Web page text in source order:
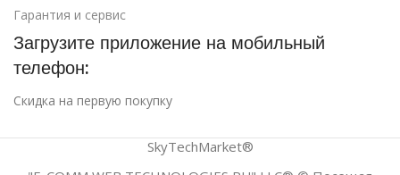
Гарантия и сервис
Загрузите приложение на мобильный
телефон:
Скидка на первую покупку
SkyTechMarket®